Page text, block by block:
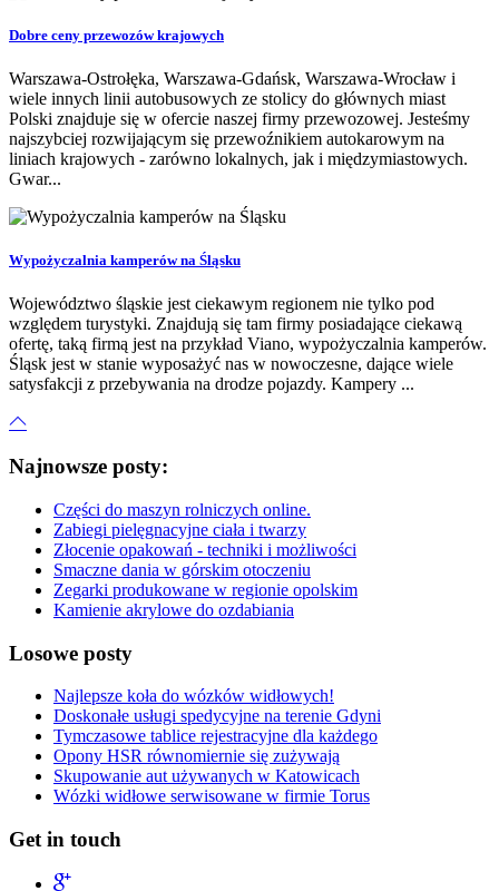
Dobre ceny przewozów krajowych
Warszawa-Ostrołęka, Warszawa-Gdańsk, Warszawa-Wrocław i
wiele innych linii autobusowych ze stolicy do głównych miast
Polski znajduje się w ofercie naszej firmy przewozowej. Jesteśmy
najszybciej rozwijającym się przewoźnikiem autokarowym na
liniach krajowych - zarówno lokalnych, jak i międzymiastowych.
Gwar...
Wypożyczalnia kamperów na Śląsku
Województwo śląskie jest ciekawym regionem nie tylko pod
względem turystyki. Znajdują się tam firmy posiadające ciekawą
ofertę, taką firmą jest na przykład Viano, wypożyczalnia kamperów.
Śląsk jest w stanie wyposażyć nas w nowoczesne, dające wiele
satysfakcji z przebywania na drodze pojazdy. Kampery ...
Najnowsze posty:
Części do maszyn rolniczych online.
Zabiegi pielęgnacyjne ciała i twarzy
Złocenie opakowań - techniki i możliwości
Smaczne dania w górskim otoczeniu
Zegarki produkowane w regionie opolskim
Kamienie akrylowe do ozdabiania
Losowe posty
Najlepsze koła do wózków widłowych!
Doskonałe usługi spedycyjne na terenie Gdyni
Tymczasowe tablice rejestracyjne dla każdego
Opony HSR równomiernie się zużywają
Skupowanie aut używanych w Katowicach
Wózki widłowe serwisowane w firmie Torus
Get in touch